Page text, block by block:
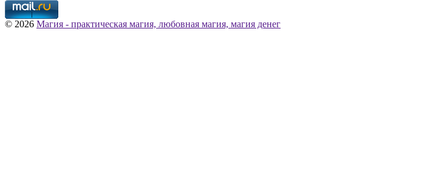
© 2026 Магия - практическая магия, любовная магия, магия денег